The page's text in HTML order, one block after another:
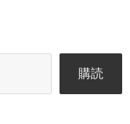
購読